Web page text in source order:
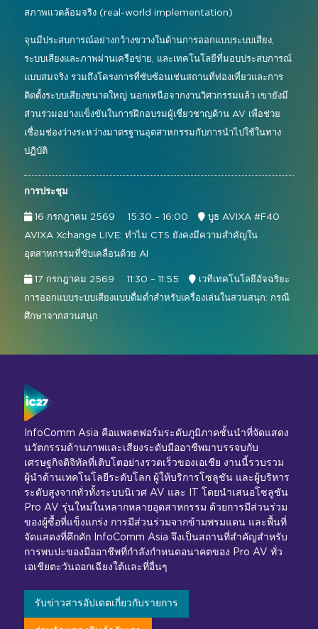
สภาพแวดล้อมจริง (real-world implementation)
จุนมีประสบการณ์อย่างกว้างขวางในด้านการออกแบบระบบเสียง,
ระบบเสียงและภาพผ่านเครือข่าย, และเทคโนโลยีที่มอบประสบการณ์
แบบสมจริง รวมถึงโครงการที่ซับซ้อนเช่นสถานที่ท่องเที่ยวและการ
ติดตั้งระบบเสียงขนาดใหญ่ นอกเหนือจากงานวิศวกรรมแล้ว เขายังมี
ส่วนร่วมอย่างแข็งขันในการฝึกอบรมผู้เชี่ยวชาญด้าน AV เพื่อช่วย
เชื่อมช่องว่างระหว่างมาตรฐานอุตสาหกรรมกับการนำไปใช้ในทาง
ปฏิบัติ
การประชุม
16 กรกฎาคม 2569 15:30 – 16:00
บูธ AVIXA #F40
AVIXA Xchange LIVE: ทำไม CTS ยังคงมีความสำคัญใน
อุตสาหกรรมที่ขับเคลื่อนด้วย AI
17 กรกฎาคม 2569 11:30 – 11:55
เวทีเทคโนโลยีอัจฉริยะ
การออกแบบระบบเสียงแบบดื่มด่ำสำหรับเครื่องเล่นในสวนสนุก: กรณี
ศึกษาจากสวนสนุก
InfoComm Asia คือแพลตฟอร์มระดับภูมิภาคชั้นนำที่จัดแสดง
นวัตกรรมด้านภาพและเสียงระดับมืออาชีพมาบรรจบกับ
เศรษฐกิจดิจิทัลที่เติบโตอย่างรวดเร็วของเอเชีย งานนี้รวบรวม
ผู้นำด้านเทคโนโลยีระดับโลก ผู้ให้บริการโซลูชัน และผู้บริหาร
ระดับสูงจากทั่วทั้งระบบนิเวศ AV และ IT โดยนำเสนอโซลูชัน
Pro AV รุ่นใหม่ในหลากหลายอุตสาหกรรม ด้วยการมีส่วนร่วม
ของผู้ซื้อที่แข็งแกร่ง การมีส่วนร่วมจากข้ามพรมแดน และพื้นที่
จัดแสดงที่คึกคัก InfoComm Asia จึงเป็นสถานที่สำคัญสำหรับ
การพบปะของมืออาชีพที่กำลังกำหนดอนาคตของ Pro AV ทั่ว
เอเชียตะวันออกเฉียงใต้และที่อื่นๆ
รับข่าวสารอัปเดตเกี่ยวกับรายการ